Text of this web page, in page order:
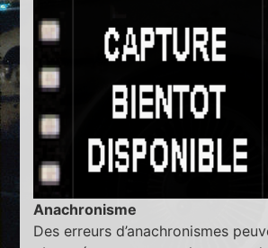
Anachronisme
Des erreurs d’anachronismes